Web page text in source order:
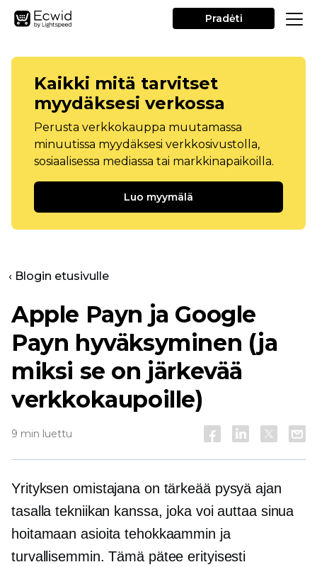
Pradėti
Kaikki mitä tarvitset
myydäksesi verkossa
Perusta verkkokauppa muutamassa
minuutissa myydäksesi verkkosivustolla,
sosiaalisessa mediassa tai markkinapaikoilla.
Luo myymälä
‹ Blogin etusivulle
Apple Payn ja Google
Payn hyväksyminen (ja
miksi se on järkevää
verkkokaupoille)
9 min luettu
Yrityksen omistajana on tärkeää pysyä ajan
tasalla tekniikan kanssa, joka voi auttaa sinua
hoitamaan asioita tehokkaammin ja
turvallisemmin. Tämä pätee erityisesti